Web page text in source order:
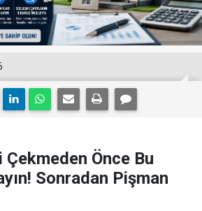
Önce Bu
Sonradan Pişman